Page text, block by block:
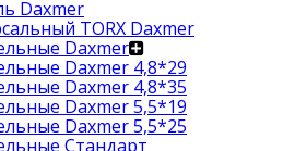
Daxmer
TORX Daxmer
Daxmer
Daxmer 4,8*29
Daxmer 4,8*35
Daxmer 5,5*19
Daxmer 5,5*25
Стандарт